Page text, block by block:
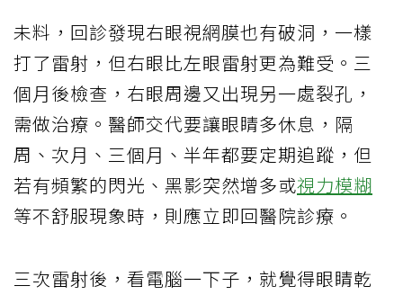
未料，回診發現右眼視網膜也有破洞，一樣
打了雷射，但右眼比左眼雷射更為難受。三
個月後檢查，右眼周邊又出現另一處裂孔，
需做治療。醫師交代要讓眼睛多休息，隔
周、次月、三個月、半年都要定期追蹤，但
若有頻繁的閃光、黑影突然增多或視力模糊
等不舒服現象時，則應立即回醫院診療。
三次雷射後，看電腦一下子，就覺得眼睛乾